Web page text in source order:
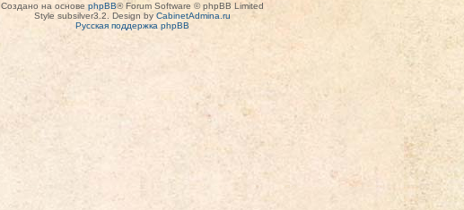
Создано на основе phpBB® Forum Software © phpBB Limited
Style subsilver3.2. Design by CabinetAdmina.ru
Русская поддержка phpBB